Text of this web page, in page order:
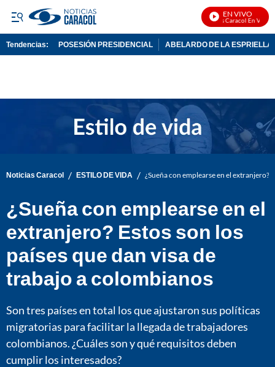
EN VIVO
Noticias Caracol En Vivo
Tendencias: POSESIÓN PRESIDENCIAL ABELARDO DE LA ESPRIELLA
Noticias Caracol / ESTILO DE VIDA / ¿Sueña con emplearse en el extranjero?
¿Sueña con emplearse en el
extranjero? Estos son los
países que dan visa de
trabajo a colombianos
Son tres países en total los que ajustaron sus políticas
migratorias para facilitar la llegada de trabajadores
colombianos. ¿Cuáles son y qué requisitos deben
cumplir los interesados?